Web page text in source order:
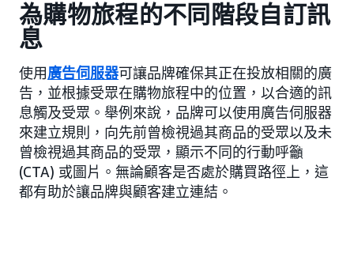
為購物旅程的不同階段自訂訊
息
使用廣告伺服器可讓品牌確保其正在投放相關的廣
告，並根據受眾在購物旅程中的位置，以合適的訊
息觸及受眾。舉例來說，品牌可以使用廣告伺服器
來建立規則，向先前曾檢視過其商品的受眾以及未
曾檢視過其商品的受眾，顯示不同的行動呼籲
(CTA) 或圖片。無論顧客是否處於購買路徑上，這
都有助於讓品牌與顧客建立連結。